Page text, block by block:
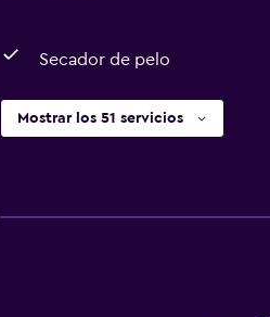
Secador de pelo
Mostrar los 51 servicios